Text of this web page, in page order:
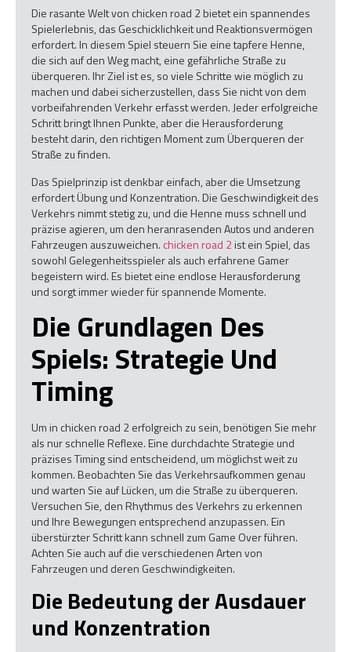
Die rasante Welt von chicken road 2 bietet ein spannendes
Spielerlebnis, das Geschicklichkeit und Reaktionsvermögen
erfordert. In diesem Spiel steuern Sie eine tapfere Henne,
die sich auf den Weg macht, eine gefährliche Straße zu
überqueren. Ihr Ziel ist es, so viele Schritte wie möglich zu
machen und dabei sicherzustellen, dass Sie nicht von dem
vorbeifahrenden Verkehr erfasst werden. Jeder erfolgreiche
Schritt bringt Ihnen Punkte, aber die Herausforderung
besteht darin, den richtigen Moment zum Überqueren der
Straße zu finden.
Das Spielprinzip ist denkbar einfach, aber die Umsetzung
erfordert Übung und Konzentration. Die Geschwindigkeit des
Verkehrs nimmt stetig zu, und die Henne muss schnell und
präzise agieren, um den heranrasenden Autos und anderen
Fahrzeugen auszuweichen. chicken road 2ist ein Spiel, das
sowohl Gelegenheitsspieler als auch erfahrene Gamer
begeistern wird. Es bietet eine endlose Herausforderung
und sorgt immer wieder für spannende Momente.
Die Grundlagen Des
Spiels: Strategie Und
Timing
Um in chicken road 2 erfolgreich zu sein, benötigen Sie mehr
als nur schnelle Reflexe. Eine durchdachte Strategie und
präzises Timing sind entscheidend, um möglichst weit zu
kommen. Beobachten Sie das Verkehrsaufkommen genau
und warten Sie auf Lücken, um die Straße zu überqueren.
Versuchen Sie, den Rhythmus des Verkehrs zu erkennen
und Ihre Bewegungen entsprechend anzupassen. Ein
überstürzter Schritt kann schnell zum Game Over führen.
Achten Sie auch auf die verschiedenen Arten von
Fahrzeugen und deren Geschwindigkeiten.
Die Bedeutung der Ausdauer
und Konzentration